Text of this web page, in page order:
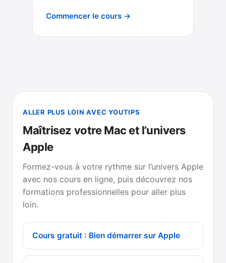
Commencer le cours →
ALLER PLUS LOIN AVEC YOUTIPS
Maîtrisez votre Mac et l’univers
Apple
Formez-vous à votre rythme sur l’univers Apple
avec nos cours en ligne, puis découvrez nos
formations professionnelles pour aller plus
loin.
Cours gratuit : Bien démarrer sur Apple